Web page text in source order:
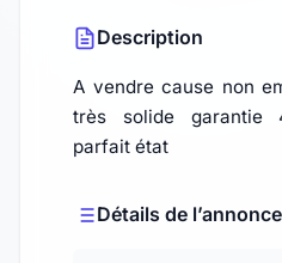
Description
A vendre cause non
très solide garantie
parfait état
Détails de l’annonce